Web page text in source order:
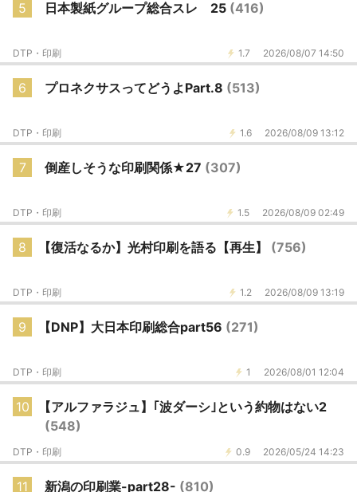
5 日本製紙グループ総合スレ 25 (416)
1.7 2026/08/07 14:50
DTP・印刷
6 プロネクサスってどうよPart.8 (513)
1.6 2026/08/09 13:12
DTP・印刷
7 倒産しそうな印刷関係★27 (307)
1.5 2026/08/09 02:49
DTP・印刷
8 【復活なるか】光村印刷を語る【再生】 (756)
1.2 2026/08/09 13:19
DTP・印刷
9 【DNP】大日本印刷総合part56 (271)
1 2026/08/01 12:04
DTP・印刷
10
【アルファラジュ】｢波ダーシ｣という約物はない2
(548)
0.9 2026/05/24 14:23
DTP・印刷
11 新潟の印刷業-part28- (810)